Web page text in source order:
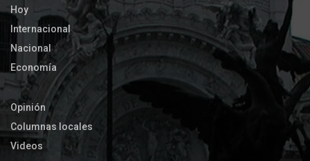
Hoy
Internacional
Nacional
Economía
Opinión
Columnas locales
Videos